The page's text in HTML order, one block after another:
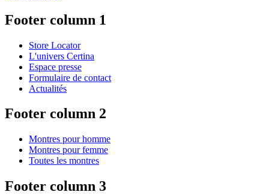
Footer column 1
Store Locator
L'univers Certina
Espace presse
Formulaire de contact
Actualités
Footer column 2
Montres pour homme
Montres pour femme
Toutes les montres
Footer column 3